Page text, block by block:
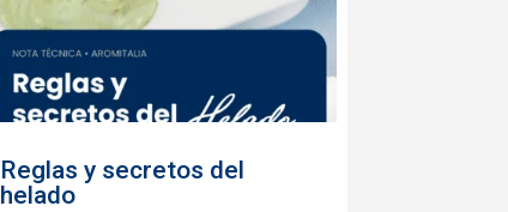
Reglas y secretos del
helado